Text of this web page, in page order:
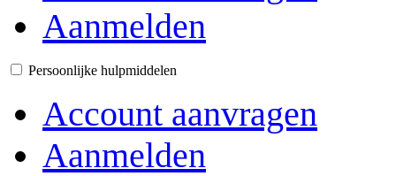
Aanmelden
Persoonlijke hulpmiddelen
Account aanvragen
Aanmelden